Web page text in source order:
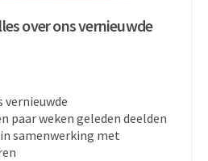
over ons vernieuwde
vernieuwde
paar weken geleden deelden
samenwerking met